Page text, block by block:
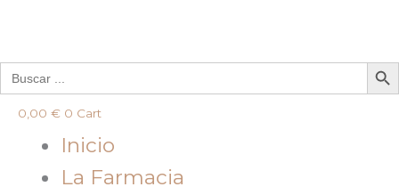
Buscar: Botón de
0,00 € 0 Cart
Inicio
La Farmacia